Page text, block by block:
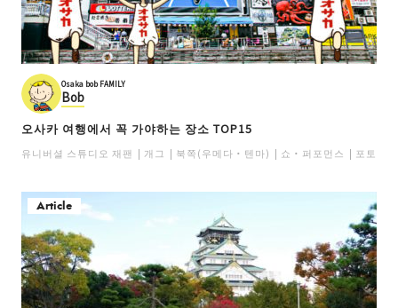
Osaka bob FAMILY
Bob
오사카 여행에서 꼭 가야하는 장소 TOP15
유니버셜 스튜디오 재팬 개그 북쪽(우메다・텐마) 쇼・퍼포먼스 포토존
Article